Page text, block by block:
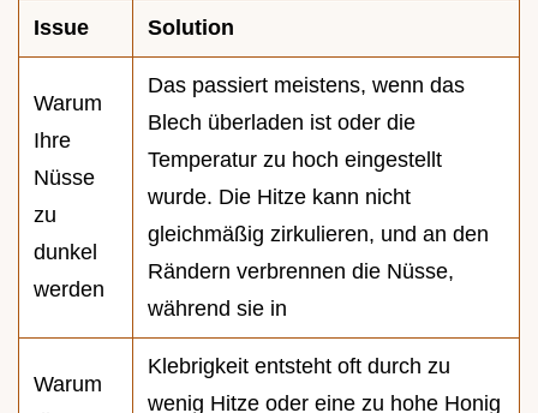
Issue Solution
Warum
Ihre
Nüsse
zu
dunkel
werden
Das passiert meistens, wenn das
Blech überladen ist oder die
Temperatur zu hoch eingestellt
wurde. Die Hitze kann nicht
gleichmäßig zirkulieren, und an den
Rändern verbrennen die Nüsse,
während sie in
Warum
Klebrigkeit entsteht oft durch zu
wenig Hitze oder eine zu hohe Honig